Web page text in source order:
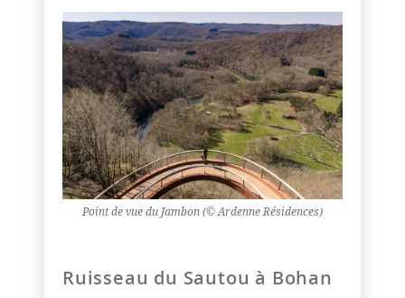
Point de vue du Jambon (© Ardenne Résidences)
Ruisseau du Sautou à Bohan